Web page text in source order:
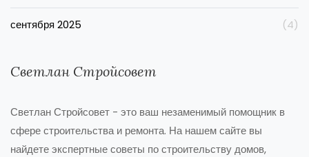
сентября 2025 (4)
Светлан Стройсовет
Светлан Стройсовет - это ваш незаменимый помощник в
сфере строительства и ремонта. На нашем сайте вы
найдете экспертные советы по строительству домов,